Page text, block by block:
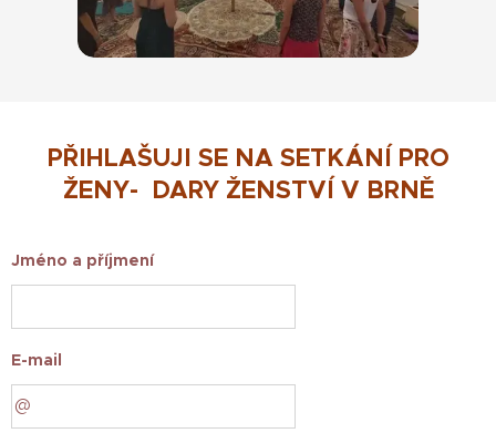
PŘIHLAŠUJI SE NA SETKÁNÍ PRO
ŽENY- DARY ŽENSTVÍ V BRNĚ
Jméno a příjmení
E-mail